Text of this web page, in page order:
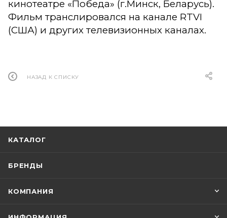
кинотеатре «Победа» (г.Минск, Беларусь).
Фильм транслировался на канале RTVI
(США) и других телевизионных каналах.
НАЗАД К СПИСКУ
КАТАЛОГ
БРЕНДЫ
КОМПАНИЯ